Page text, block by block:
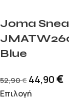
Joma
Blue
52,90€ 44,90€
Επιλογή